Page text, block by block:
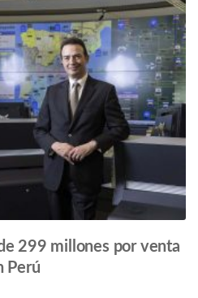
299 millones por venta
Perú